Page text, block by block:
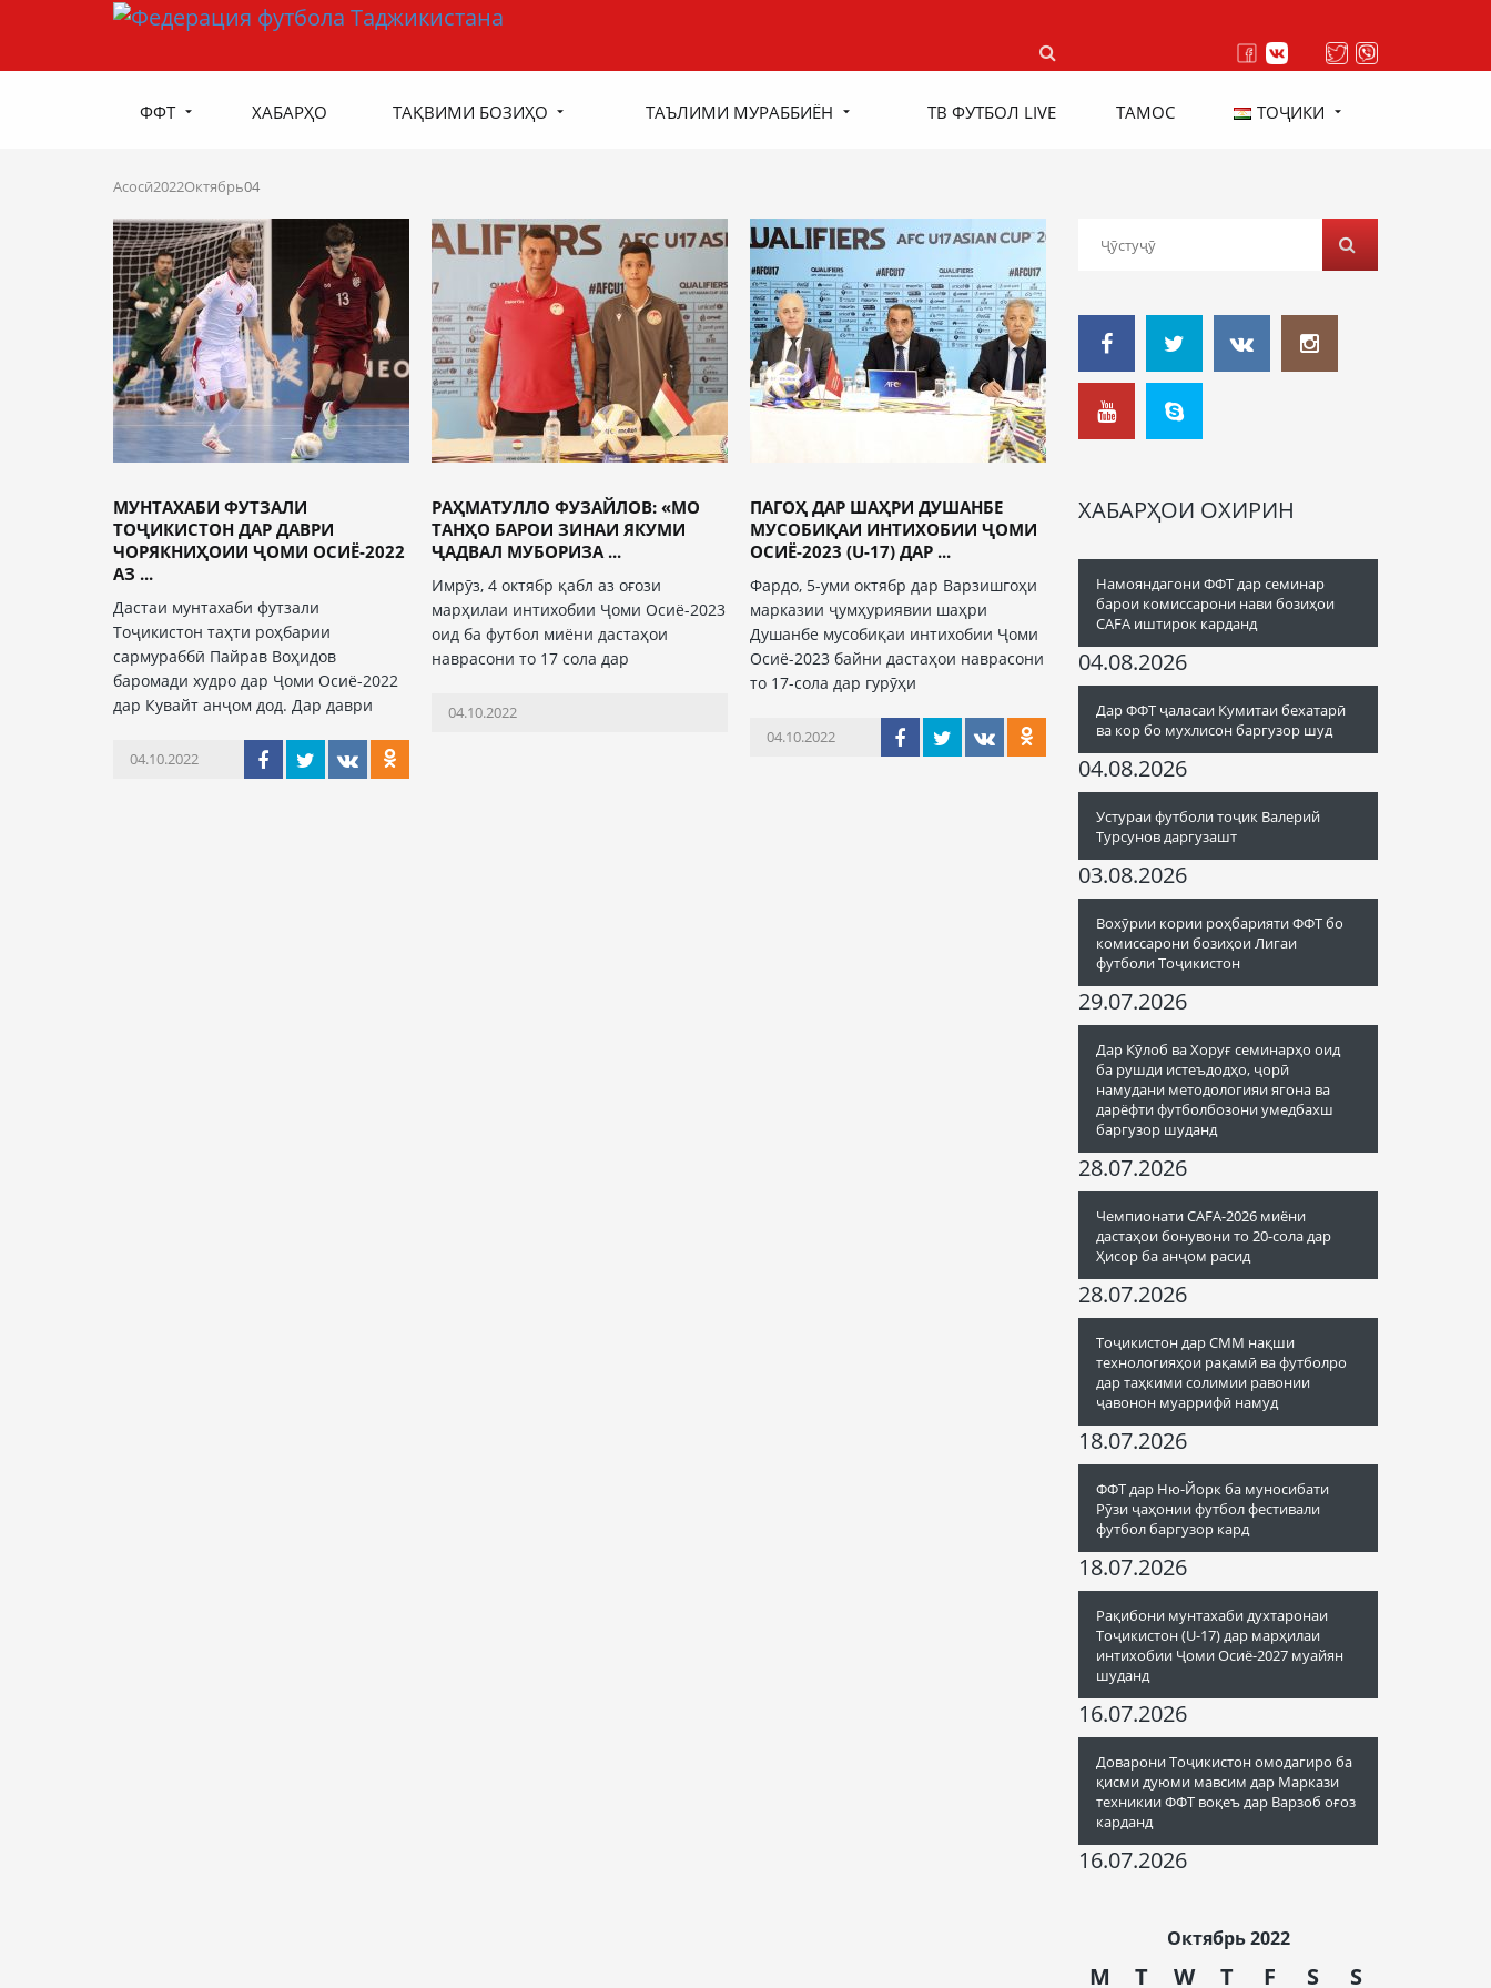
ФФТ ХАБАРҲО ТАҚВИМИ БОЗИҲО ТАЪЛИМИ МУРАББИЁН ТВ ФУТБОЛ LIVE ТАМОС ТОҶИКИ
Асосӣ2022Октябрь04
МУНТАХАБИ ФУТЗАЛИ
ТОҶИКИСТОН ДАР ДАВРИ
ЧОРЯКНИҲОИИ ҶОМИ ОСИЁ-2022
АЗ ...
Дастаи мунтахаби футзали
Тоҷикистон таҳти роҳбарии
сармураббӣ Пайрав Воҳидов
баромади худро дар Ҷоми Осиё-2022
дар Кувайт анҷом дод. Дар даври
04.10.2022
РАҲМАТУЛЛО ФУЗАЙЛОВ: «МО
ТАНҲО БАРОИ ЗИНАИ ЯКУМИ
ҶАДВАЛ МУБОРИЗА ...
Имрӯз, 4 октябр қабл аз оғози
марҳилаи интихобии Ҷоми Осиё-2023
оид ба футбол миёни дастаҳои
наврасони то 17 сола дар
04.10.2022
ПАГОҲ ДАР ШАҲРИ ДУШАНБЕ
МУСОБИҚАИ ИНТИХОБИИ ҶОМИ
ОСИЁ-2023 (U-17) ДАР ...
Фардо, 5-уми октябр дар Варзишгоҳи
марказии ҷумҳуриявии шаҳри
Душанбе мусобиқаи интихобии Ҷоми
Осиё-2023 байни дастаҳои наврасони
то 17-сола дар гурӯҳи
04.10.2022
ХАБАРҲОИ ОХИРИН
Намояндагони ФФТ дар семинар
барои комиссарони нави бозиҳои
CAFA иштирок карданд
04.08.2026
Дар ФФТ ҷаласаи Кумитаи бехатарӣ
ва кор бо мухлисон баргузор шуд
04.08.2026
Устураи футболи тоҷик Валерий
Турсунов даргузашт
03.08.2026
Вохӯрии кории роҳбарияти ФФТ бо
комиссарони бозиҳои Лигаи
футболи Тоҷикистон
29.07.2026
Дар Кӯлоб ва Хоруғ семинарҳо оид
ба рушди истеъдодҳо, ҷорӣ
намудани методологияи ягона ва
дарёфти футболбозони умедбахш
баргузор шуданд
28.07.2026
Чемпионати CAFA-2026 миёни
дастаҳои бонувони то 20-сола дар
Ҳисор ба анҷом расид
28.07.2026
Тоҷикистон дар СММ нақши
технологияҳои рақамӣ ва футболро
дар таҳкими солимии равонии
ҷавонон муаррифӣ намуд
18.07.2026
ФФТ дар Ню-Йорк ба муносибати
Рӯзи ҷаҳонии футбол фестивали
футбол баргузор кард
18.07.2026
Рақибони мунтахаби духтаронаи
Тоҷикистон (U-17) дар марҳилаи
интихобии Ҷоми Осиё-2027 муайян
шуданд
16.07.2026
Доварони Тоҷикистон омодагиро ба
қисми дуюми мавсим дар Маркази
техникии ФФТ воқеъ дар Варзоб оғоз
карданд
16.07.2026
Октябрь 2022
M T W T F S S